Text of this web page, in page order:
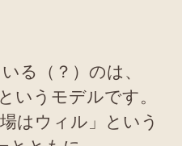
る（？）のは、
いうモデルです。
はウィル」という